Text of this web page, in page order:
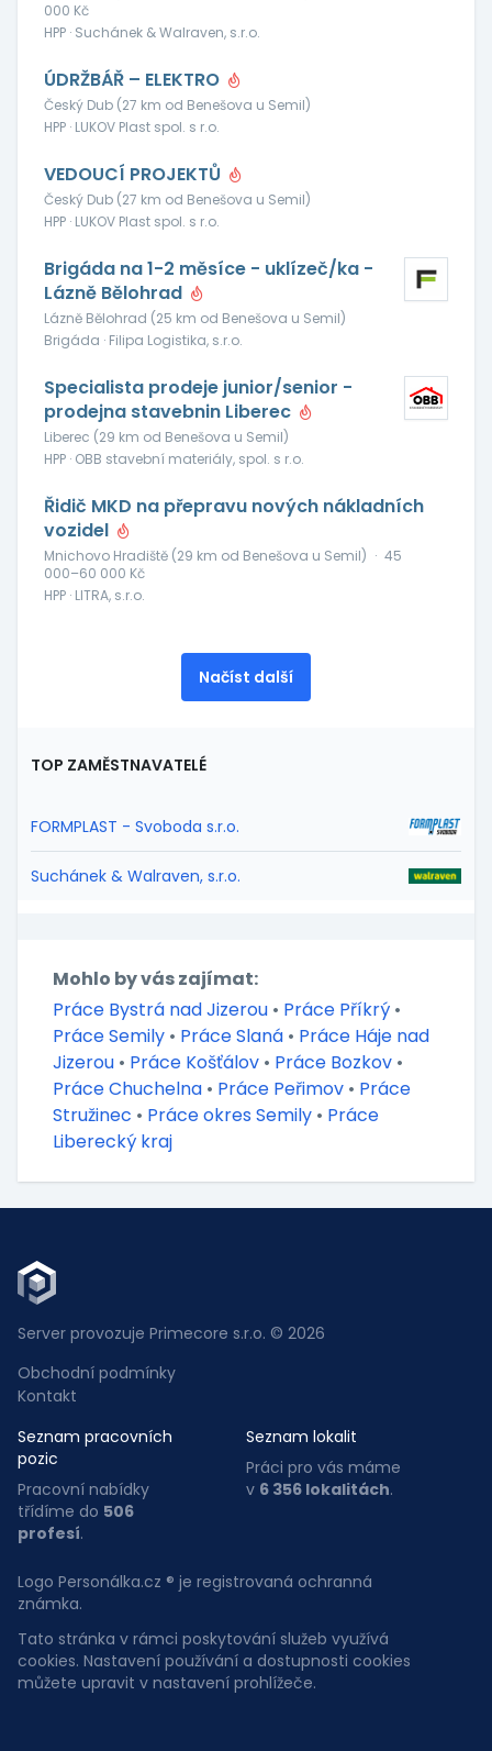
000 Kč
HPP · Suchánek & Walraven, s.r.o.
ÚDRŽBÁŘ – ELEKTRO
Český Dub (27 km od Benešova u Semil)
HPP · LUKOV Plast spol. s r.o.
VEDOUCÍ PROJEKTŮ
Český Dub (27 km od Benešova u Semil)
HPP · LUKOV Plast spol. s r.o.
Brigáda na 1-2 měsíce - uklízeč/ka -
Lázně Bělohrad
Lázně Bělohrad (25 km od Benešova u Semil)
Brigáda · Filipa Logistika, s.r.o.
Specialista prodeje junior/senior -
prodejna stavebnin Liberec
Liberec (29 km od Benešova u Semil)
HPP · OBB stavební materiály, spol. s r.o.
Řidič MKD na přepravu nových nákladních
vozidel
Mnichovo Hradiště (29 km od Benešova u Semil) · 45
000–60 000 Kč
HPP · LITRA, s.r.o.
Načíst další
TOP ZAMĚSTNAVATELÉ
FORMPLAST - Svoboda s.r.o.
Suchánek & Walraven, s.r.o.
Mohlo by vás zajímat:
Práce Bystrá nad Jizerou • Práce Příkrý •
Práce Semily • Práce Slaná • Práce Háje nad
Jizerou • Práce Košťálov • Práce Bozkov •
Práce Chuchelna • Práce Peřimov • Práce
Stružinec • Práce okres Semily • Práce
Liberecký kraj
Server provozuje Primecore s.r.o. © 2026
Obchodní podmínky
Kontakt
Seznam pracovních
pozic
Pracovní nabídky
třídíme do 506
profesí.
Seznam lokalit
Práci pro vás máme
v 6 356 lokalitách.
Logo Personálka.cz ® je registrovaná ochranná
známka.
Tato stránka v rámci poskytování služeb využívá
cookies. Nastavení používání a dostupnosti cookies
můžete upravit v nastavení prohlížeče.